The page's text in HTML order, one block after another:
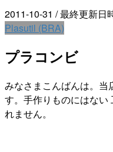
2011-10-31 / 最終更新日
Plasutil (BRA)
プラコンビ
みなさまこんばんは。当
す。手作りものにはない
れません。